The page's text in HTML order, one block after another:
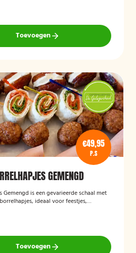
u uw gasten eenvoudig kunt trakteren
borrelervaring.
Toevoegen
€49,95
P.S
GEMENGD
Gemengd is een gevarieerde schaal met
ideaal voor feestjes,
lekkernijen die geschikt zijn voor
gasten.
Toevoegen